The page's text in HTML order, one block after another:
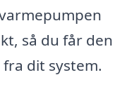
så du får den
dit system.